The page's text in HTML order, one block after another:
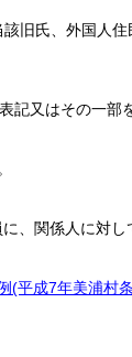
旧氏、外国人
記又はその一部
、関係人に対
(平成7年美浦村